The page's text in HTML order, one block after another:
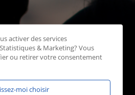
activer des services
Statistiques & Marketing? Vous
ou retirer votre consentement
moi choisir